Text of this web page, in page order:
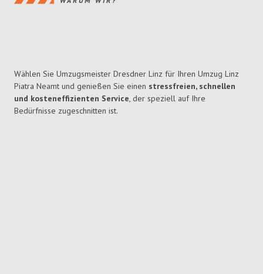
Wählen Sie Umzugsmeister Dresdner Linz für Ihren Umzug Linz
Piatra Neamt und genießen Sie einen stressfreien, schnellen
und kosteneffizienten Service, der speziell auf Ihre
Bedürfnisse zugeschnitten ist.